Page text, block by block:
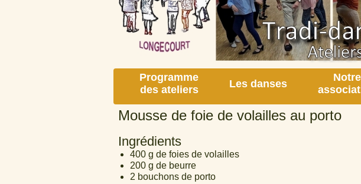
Programme
des ateliers
Les danses
Notre
Mousse de foie de volailles au porto
Ingrédients
400 g de foies de volailles
200 g de beurre
2 bouchons de porto